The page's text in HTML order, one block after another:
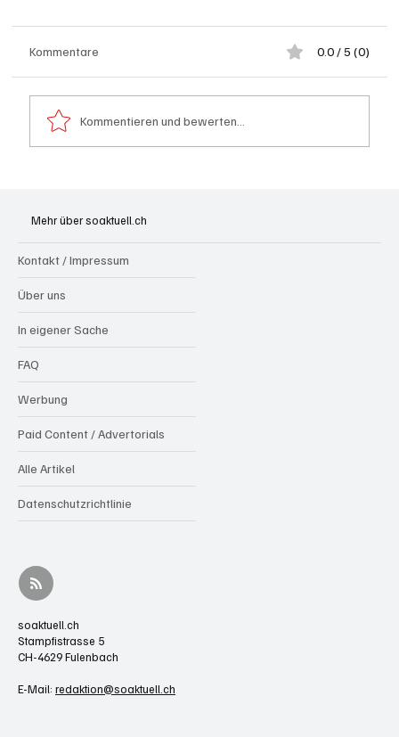
Kommentare 0.0 / 5 (0)
Kommentieren und bewerten...
Mehr über soaktuell.ch
Kontakt / Impressum
Über uns
In eigener Sache
FAQ
Werbung
Paid Content / Advertorials
Alle Artikel
Datenschutzrichtlinie
soaktuell.ch
Stampfistrasse 5
CH-4629 Fulenbach
E-Mail: redaktion@soaktuell.ch